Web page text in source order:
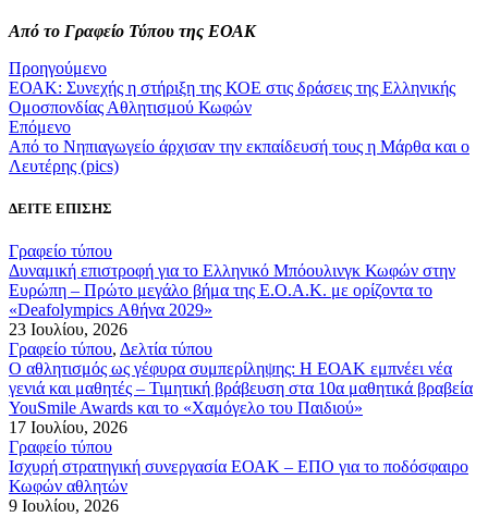
Από το Γραφείο Τύπου της ΕΟΑΚ
Προηγούμενο
ΕΟΑΚ: Συνεχής η στήριξη της ΚΟΕ στις δράσεις της Ελληνικής
Ομοσπονδίας Αθλητισμού Κωφών
Επόμενο
Από το Νηπιαγωγείο άρχισαν την εκπαίδευσή τους η Μάρθα και ο
Λευτέρης (pics)
ΔΕΙΤΕ ΕΠΙΣΗΣ
Γραφείο τύπου
Δυναμική επιστροφή για το Ελληνικό Μπόουλινγκ Κωφών στην
Ευρώπη – Πρώτο μεγάλο βήμα της Ε.Ο.Α.Κ. με ορίζοντα το
«Deafolympics Αθήνα 2029»
23 Ιουλίου, 2026
Γραφείο τύπου, Δελτία τύπου
Ο αθλητισμός ως γέφυρα συμπερίληψης: Η ΕΟΑΚ εμπνέει νέα
γενιά και μαθητές – Τιμητική βράβευση στα 10α μαθητικά βραβεία
YouSmile Awards και το «Χαμόγελο του Παιδιού»
17 Ιουλίου, 2026
Γραφείο τύπου
Ισχυρή στρατηγική συνεργασία ΕΟΑΚ – ΕΠΟ για το ποδόσφαιρο
Κωφών αθλητών
9 Ιουλίου, 2026